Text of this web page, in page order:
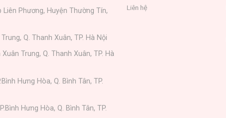
Phương, Huyện Thường Tín,
Q. Thanh Xuân, TP. Hà Nội
Trung, Q. Thanh Xuân, TP. Hà
Hưng Hòa, Q. Bình Tân, TP.
Hưng Hòa, Q. Bình Tân, TP.
Liên hệ